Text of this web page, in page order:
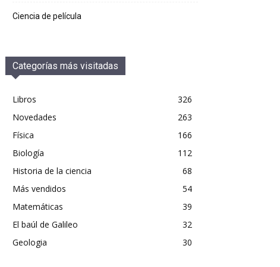
Ciencia de película
Categorías más visitadas
Libros
326
Novedades
263
Física
166
Biología
112
Historia de la ciencia
68
Más vendidos
54
Matemáticas
39
El baúl de Galileo
32
Geologia
30